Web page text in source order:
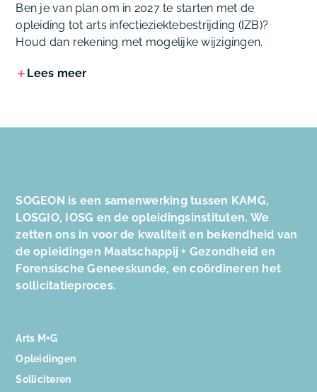
Ben je van plan om in 2027 te starten met de
opleiding tot arts infectieziektebestrijding (IZB)?
Houd dan rekening met mogelijke wijzigingen.
Lees meer
SOGEON is een samenwerking tussen KAMG,
LOSGIO, IOSG en de opleidingsinstituten. We
zetten ons in voor de kwaliteit en bekendheid van
de opleidingen Maatschappij + Gezondheid en
Forensische Geneeskunde, en coördineren het
sollicitatieproces.
Arts M+G
Opleidingen
Solliciteren